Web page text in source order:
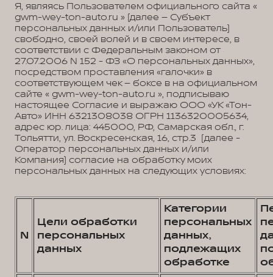
Я, являясь Пользователем официального сайта «
gwm-wey-ton-auto.ru » (далее – Субъект
персональных данных и/или Пользователь)
свободно, своей волей и в своем интересе, в
соответствии с Федеральным законом от
27.07.2006 N 152 - ФЗ «О персональных данных»,
посредством проставления «галочки» в
соответствующем чек – боксе в на официальном
сайте « gwm-wey-ton-auto.ru », подписываю
настоящее Согласие и выражаю ООО «УК «Тон-
Авто» ИНН 6321308038 ОГРН 1136320005634,
адрес юр. лица: 445000, РФ, Самарская обл., г.
Тольятти, ул. Воскресенская, 16, стр.3 (далее -
Оператор персональных данных и/или
Компания) согласие на обработку моих
персональных данных на следующих условиях:
N
Цели обработки
персональных
данных
Категории
персональных
данных,
подлежащих
обработке